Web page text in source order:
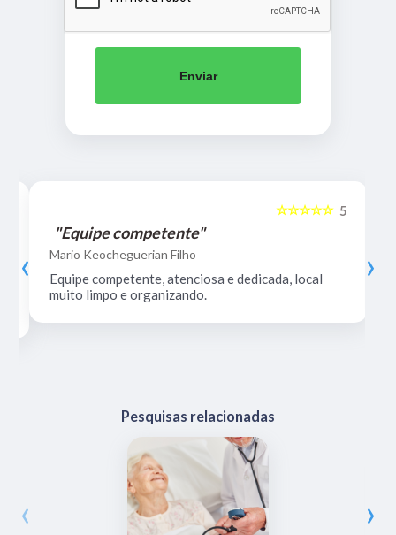
Enviar
5
☆☆☆☆☆
"Equipe competente"
Mario Keocheguerian Filho
Equipe competente, atenciosa e dedicada, local
muito limpo e organizando.
‹ ›
Pesquisas relacionadas
‹ ›